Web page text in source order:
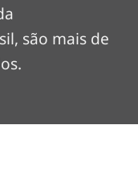
são mais de